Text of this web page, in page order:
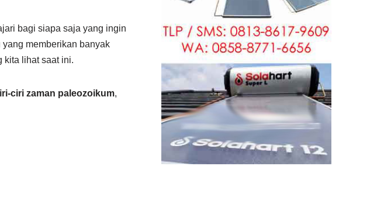
bagi siapa saja yang ingin
memberikan banyak
kita lihat saat ini.
ciri zaman paleozoikum,